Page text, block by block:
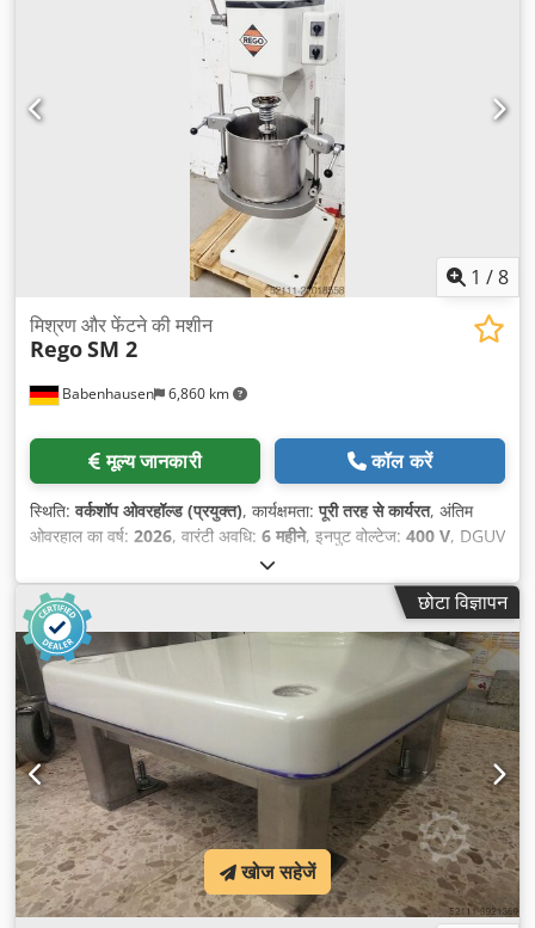
1 /8
Babenhausen 6,860 km
मिश्रण और फेंटने की मशीन
RegoSM 2
मूल्य जानकारी कॉल करें
स्थिति:वर्कशॉप ओवरहॉल्ड (प्रयुक्त), कार्यक्षमता:पूरी तरह से कार्यरत, अंतिम
ओवरहाल का वर्ष: 2026, वारंटी अवधि: 6 महीने, इनपुट वोल्टेज: 400 V, DGUV
, कुल लंबाई:
किग्रा, कुल चौड़ाई:640 मिमी, कुल ऊँचाई:1,380 मिमी, इलेक्ट्रिकल फ्यूज:16
A, इनपुट आवृत्ति: छोटा विज्ञापन
खोज सहेजें